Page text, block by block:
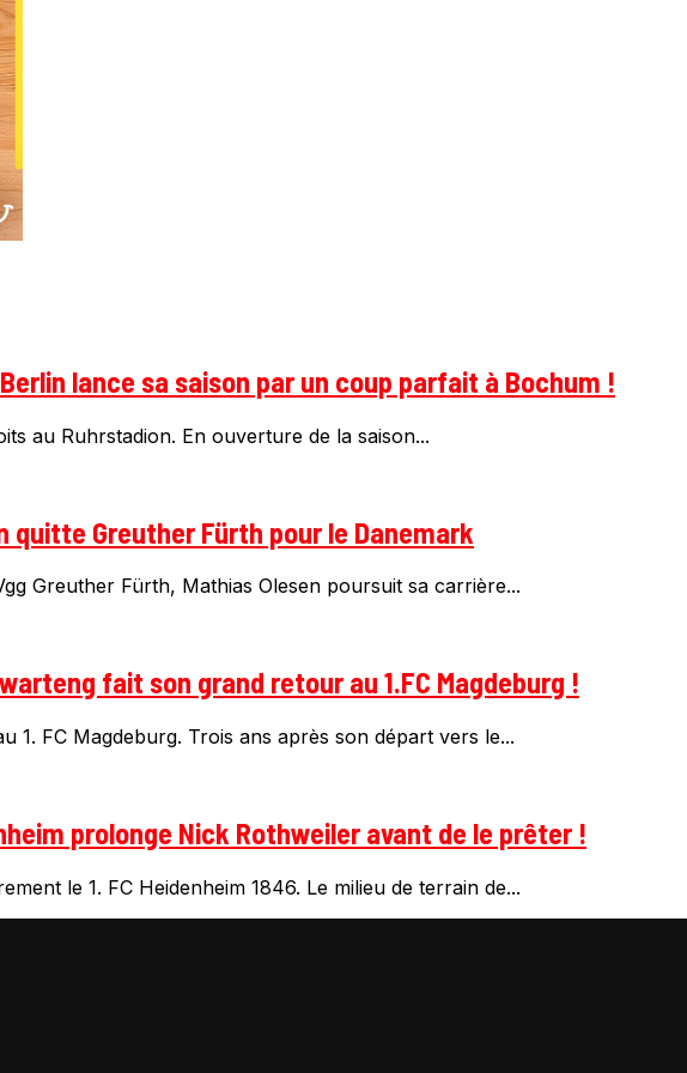
lance sa saison par un coup parfait à Bochum !
au Ruhrstadion. En ouverture de la saison...
quitte Greuther Fürth pour le Danemark
Greuther Fürth, Mathias Olesen poursuit sa carrière...
fait son grand retour au 1.FC Magdeburg !
1. FC Magdeburg. Trois ans après son départ vers le...
prolonge Nick Rothweiler avant de le prêter !
le 1. FC Heidenheim 1846. Le milieu de terrain de...